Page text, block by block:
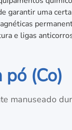
garantir uma
e ligas
(Co)
manuseado